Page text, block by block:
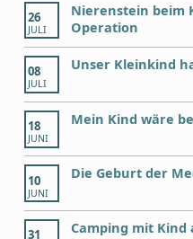
26
JULI
Nierenstein beim
Operation
08
JULI
Unser Kleinkind
18
JUNI
Mein Kind wäre
10
JUNI
Die Geburt der
31 Camping mit